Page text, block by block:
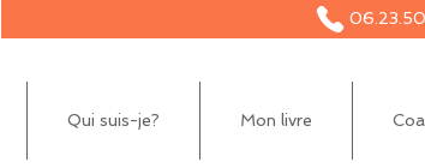
Qui suis-je? Mon livre